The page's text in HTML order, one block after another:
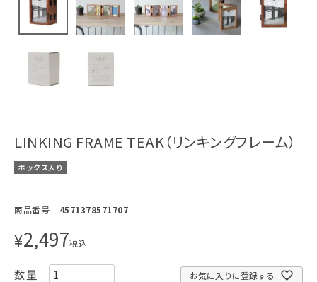
LINKING FRAME TEAK（リンキングフレーム）
ボックス入り
商品番号 4571378571707
¥2,497税込
お気に入りに登録する